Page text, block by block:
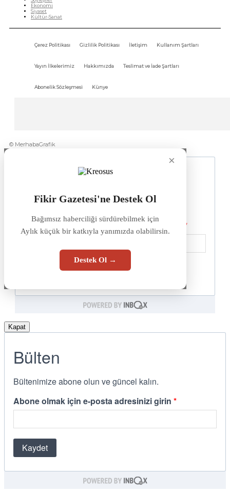
Ekonomi
Siyaset
Kültür-Sanat
Çerez Politikası Gizlilik Politikası İletişim Kullanım Şartları
Yayın İlkelerimiz Hakkımızda Teslimat ve İade Şartları
Abonelik Sözleşmesi Künye
© MerhabaGrafik
×
Fikir Gazetesi'ne Destek Ol
Bağımsız haberciliği sürdürebilmek için
Aylık küçük bir katkıyla yanımızda olabilirsin.
Destek Ol →
Kapat